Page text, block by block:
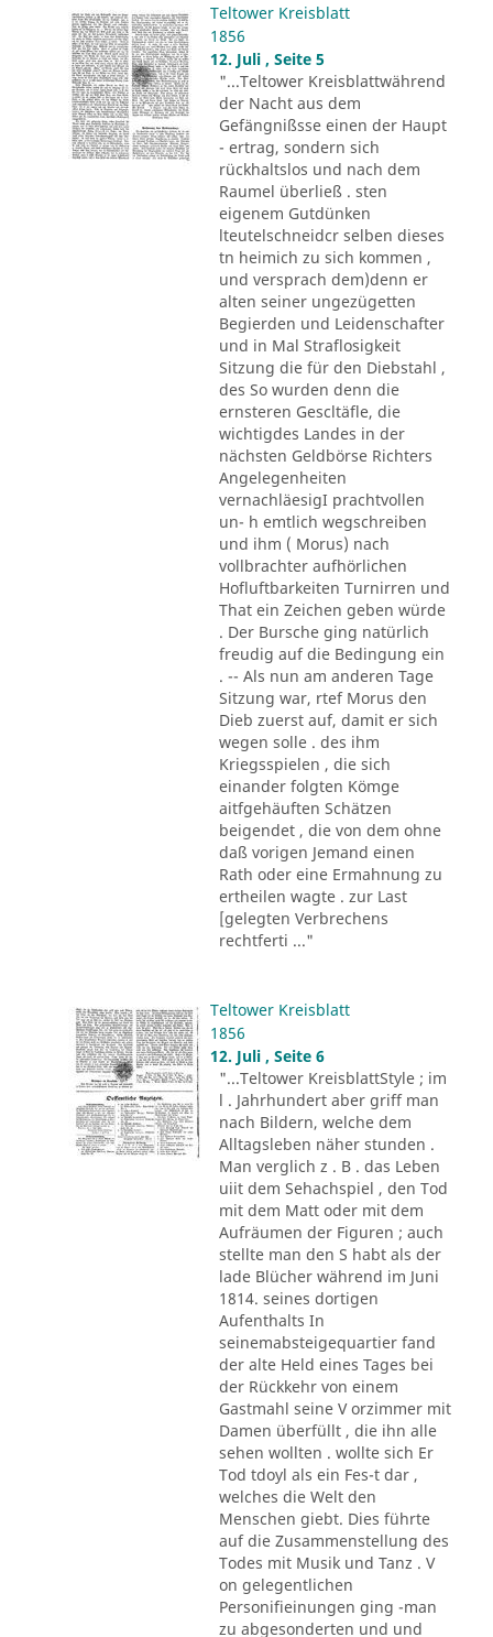
Teltower Kreisblatt
1856
12. Juli , Seite 5
"...Teltower Kreisblattwährend
der Nacht aus dem
Gefängnißsse einen der Haupt
- ertrag, sondern sich
rückhaltslos und nach dem
Raumel überließ . sten
eigenem Gutdünken
lteutelschneidcr selben dieses
tn heimich zu sich kommen ,
und versprach dem)denn er
alten seiner ungezügetten
Begierden und Leidenschafter
und in Mal Straflosigkeit
Sitzung die für den Diebstahl ,
des So wurden denn die
ernsteren Gescltäfle, die
wichtigdes Landes in der
nächsten Geldbörse Richters
Angelegenheiten
vernachläesigI prachtvollen
un- h emtlich wegschreiben
und ihm ( Morus) nach
vollbrachter aufhörlichen
Hofluftbarkeiten Turnirren und
That ein Zeichen geben würde
. Der Bursche ging natürlich
freudig auf die Bedingung ein
. -- Als nun am anderen Tage
Sitzung war, rtef Morus den
Dieb zuerst auf, damit er sich
wegen solle . des ihm
Kriegsspielen , die sich
einander folgten Kömge
aitfgehäuften Schätzen
beigendet , die von dem ohne
daß vorigen Jemand einen
Rath oder eine Ermahnung zu
ertheilen wagte . zur Last
[gelegten Verbrechens
rechtferti ..."
Teltower Kreisblatt
1856
12. Juli , Seite 6
"...Teltower KreisblattStyle ; im
l . Jahrhundert aber griff man
nach Bildern, welche dem
Alltagsleben näher stunden .
Man verglich z . B . das Leben
uiit dem Sehachspiel , den Tod
mit dem Matt oder mit dem
Aufräumen der Figuren ; auch
stellte man den S habt als der
lade Blücher während im Juni
1814. seines dortigen
Aufenthalts In
seinemabsteigequartier fand
der alte Held eines Tages bei
der Rückkehr von einem
Gastmahl seine V orzimmer mit
Damen überfüllt , die ihn alle
sehen wollten . wollte sich Er
Tod tdoyl als ein Fes-t dar ,
welches die Welt den
Menschen giebt. Dies führte
auf die Zusammenstellung des
Todes mit Musik und Tanz . V
on gelegentlichen
Personifieinungen ging -man
zu abgesonderten und und